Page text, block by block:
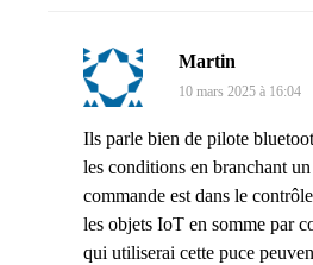
Martin
10 mars 2025 à 16:04
Ils parle bien de pilote
les conditions en branchant
commande est dans le
les objets IoT en somme par
qui utiliserai cette puce